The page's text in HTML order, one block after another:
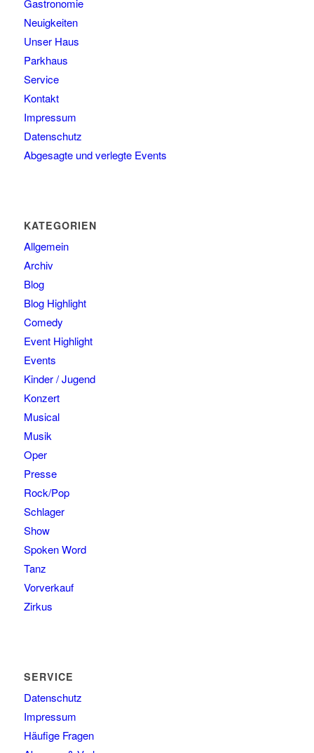
Gastronomie
Neuigkeiten
Unser Haus
Parkhaus
Service
Kontakt
Impressum
Datenschutz
Abgesagte und verlegte Events
KATEGORIEN
Allgemein
Archiv
Blog
Blog Highlight
Comedy
Event Highlight
Events
Kinder / Jugend
Konzert
Musical
Musik
Oper
Presse
Rock/Pop
Schlager
Show
Spoken Word
Tanz
Vorverkauf
Zirkus
SERVICE
Datenschutz
Impressum
Häufige Fragen